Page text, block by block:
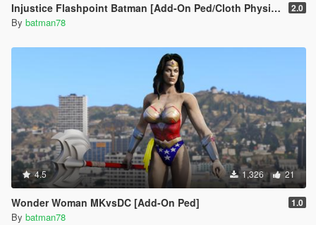
Injustice Flashpoint Batman [Add-On Ped/Cloth Physics] 2.0
By batman78
4.5 1,326 21
Wonder Woman MKvsDC [Add-On Ped] 1.0
By batman78